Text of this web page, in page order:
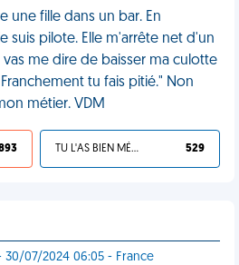
une fille dans un bar. En
suis pilote. Elle m'arrête net d'un
vas me dire de baisser ma culotte
tu fais pitié." Non
métier. VDM
TU L'AS BIEN MÉRITÉ 529
30/07/2024 06:05 - France